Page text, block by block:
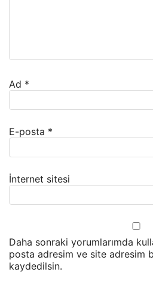
Ad *
E-posta *
İnternet sitesi
Daha sonraki yorumlarımda
posta adresim ve site adresim
kaydedilsin.